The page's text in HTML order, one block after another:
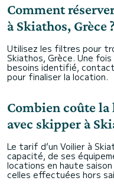
Comment
à Skiathos, Grèce ?
Utilisez les filtres pour
Skiathos, Grèce. Une
besoins identifié,
pour finaliser la location.
Combien coûte
avec skipper à
Le tarif d’un Voilier à
capacité, de ses
locations en haute
celles effectuées hors